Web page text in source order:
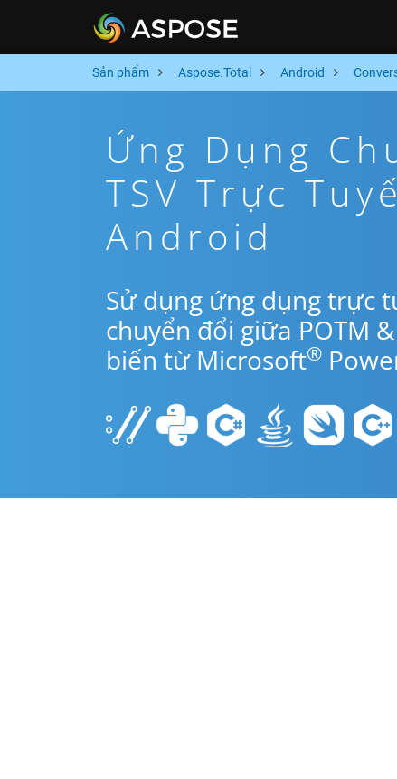
Sản phẩm Aspose.Total Android
Ứng Dụng
TSV Trực
Android
Sử dụng ứng dụng trực
chuyển đổi giữa POTM
biến từ Microsoft®